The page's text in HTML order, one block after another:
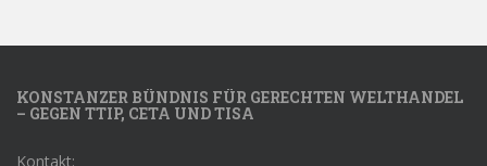
KONSTANZER BÜNDNIS FÜR GERECHTEN WELTHANDEL
– GEGEN TTIP, CETA UND TISA
Kontakt: